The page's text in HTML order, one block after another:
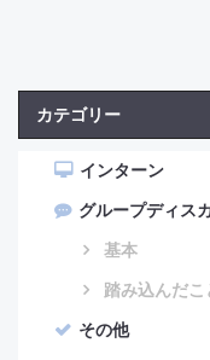
カテゴリー
インターン
グループディス
基本
踏み込んだこ
その他